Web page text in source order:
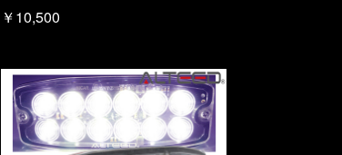
￥10,500